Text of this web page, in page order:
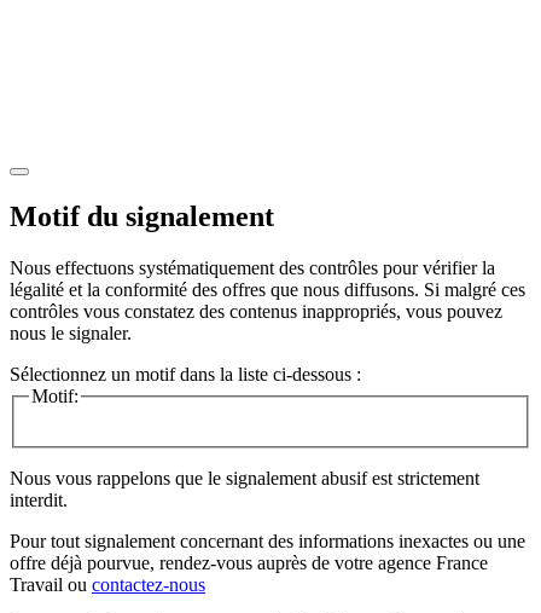
Motif du signalement
Nous effectuons systématiquement des contrôles pour vérifier la
légalité et la conformité des offres que nous diffusons. Si malgré ces
contrôles vous constatez des contenus inappropriés, vous pouvez
nous le signaler.
Sélectionnez un motif dans la liste ci-dessous :
Motif:
Nous vous rappelons que le signalement abusif est strictement
interdit.
Pour tout signalement concernant des informations inexactes ou une
offre déjà pourvue, rendez-vous auprès de votre agence France
Travail ou contactez-nous